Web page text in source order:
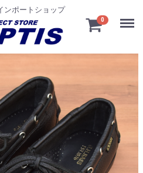
ンポートショップ
0